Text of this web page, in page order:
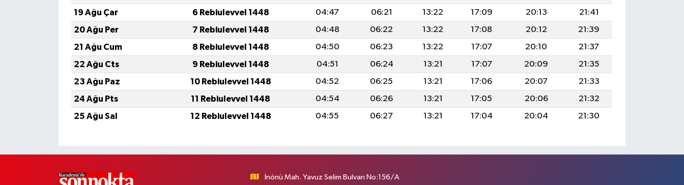
19 Ağu Çar
6 Rebiulevvel 1448 04:47 06:21 13:22 17:09 20:13
21:41
20 Ağu Per
7 Rebiulevvel 1448 04:48 06:22 13:22 17:08 20:12
21:39
21 Ağu Cum
8 Rebiulevvel 1448 04:50 06:23 13:22 17:07 20:10
21:37
22 Ağu Cts
9 Rebiulevvel 1448 04:51 06:24 13:21 17:07 20:09
21:35
23 Ağu Paz
10 Rebiulevvel 1448 04:52 06:25 13:21 17:06 20:07
21:33
24 Ağu Pts
11 Rebiulevvel 1448 04:54 06:26 13:21 17:05 20:06
21:32
25 Ağu Sal
12 Rebiulevvel 1448 04:55 06:27 13:21 17:04 20:04 21:30
İnönü Mah. Yavuz Selim Bulvarı No:156/A